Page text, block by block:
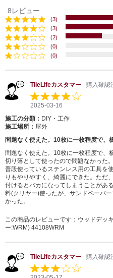
8レビュー
(3)
(3)
(2)
(0)
(0)
TileLifeカスタマー 購入確認
2025-03-16
施工の分類： DIY・工作
施工場所： 屋外
問題なく使えた。10枚に一枚程度で
問題なく使えた。10枚に一枚程度で、
切り落として使ったので問題なかった
普段使っているステンレス用の工具を
りもやりやすく、綺麗にできた。ただ
付けるとバカになってしまうことがあ
料(クリヤー)使ったが、サンドペーパ
かった。
この商品のレビューです： ウッドデッ
ー:WRM) 44108WRM
TileLifeカスタマー 購入確認